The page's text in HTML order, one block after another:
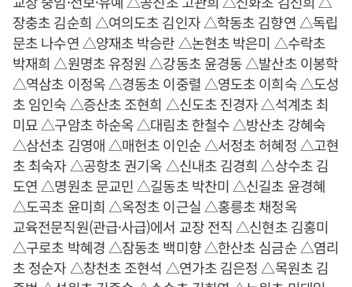
장충초 김순희 △여의도초 김인자 △학동초 김향연 △독립
문초 나수연 △양재초 박승란 △논현초 박은미 △수락초
박재희 △원명초 유정원 △강동초 윤경동 △발산초 이봉학
△역삼초 이정옥 △경동초 이중렬 △영도초 이희숙 △도성
초 임인숙 △증산초 조현희 △신도초 진경자 △석계초 최
미묘 △구암초 하순옥 △대림초 한철수 △방산초 강혜숙
△삼선초 김영애 △매헌초 이인순 △서정초 허혜정 △고현
초 최숙자 △공항초 권기옥 △신내초 김경희 △상수초 김
도연 △명원초 문교민 △길동초 박찬미 △신길초 윤경혜
△도곡초 윤미희 △옥정초 이근실 △홍릉초 채정옥
교육전문직원(관급·사급)에서 교장 전직 △신현초 김홍미
△구로초 박혜경 △잠동초 백미향 △한산초 심금순 △염리
초 정순자 △창천초 조현석 △연가초 김은정 △목원초 김